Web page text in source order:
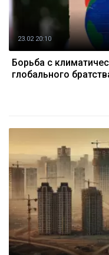
23.02 20:10
Борьба с
глобального